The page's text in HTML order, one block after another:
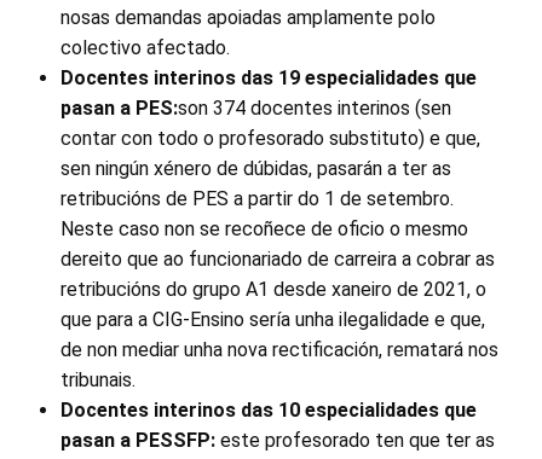
nosas demandas apoiadas amplamente polo
colectivo afectado.
Docentes interinos das 19 especialidades que
pasan a PES:son 374 docentes interinos (sen
contar con todo o profesorado substituto) e que,
sen ningún xénero de dúbidas, pasarán a ter as
retribucións de PES a partir do 1 de setembro.
Neste caso non se recoñece de oficio o mesmo
dereito que ao funcionariado de carreira a cobrar as
retribucións do grupo A1 desde xaneiro de 2021, o
que para a CIG-Ensino sería unha ilegalidade e que,
de non mediar unha nova rectificación, rematará nos
tribunais.
Docentes interinos das 10 especialidades que
pasan a PESSFP: este profesorado ten que ter as